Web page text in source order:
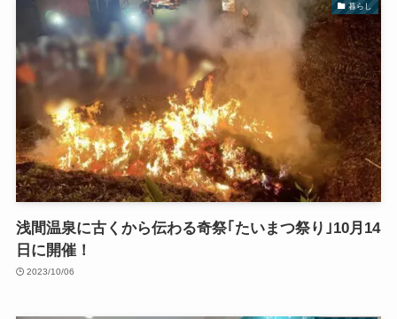
暮らし
浅間温泉に古くから伝わる奇祭｢たいまつ祭り｣10月14
日に開催！
2023/10/06